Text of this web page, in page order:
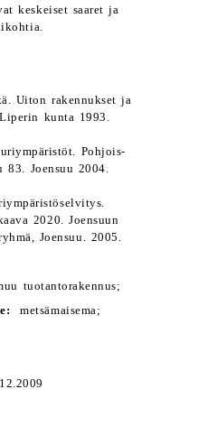
keskeiset saaret ja
Uiton rakennukset ja
kunta 1993.
Pohjois-
Joensuu 2004.
2020. Joensuun
Joensuu. 2005.
tuotantorakennus;
metsämaisema;